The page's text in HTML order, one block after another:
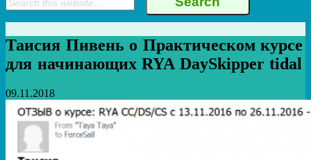
Таисия Пивень о Практическом курсе
для начинающих RYA DaySkipper tidal
09.11.2018